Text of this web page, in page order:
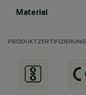
Material
PRODUKTZERTIFIZIERUNG